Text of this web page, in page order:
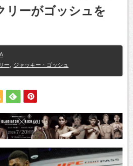
リーがゴッシュを
ー ジャッキー・ゴッシュ